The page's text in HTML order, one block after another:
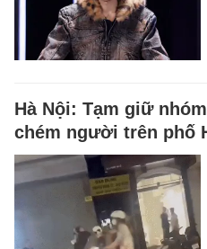
Hà Nội: Tạm giữ
chém người trên phố